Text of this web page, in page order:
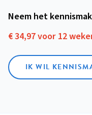
Neem het
€ 34,97 voor 12
IK WIL